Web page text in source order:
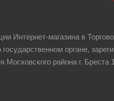
Интернет-магазина в
органе,
Московского района г. Бреста